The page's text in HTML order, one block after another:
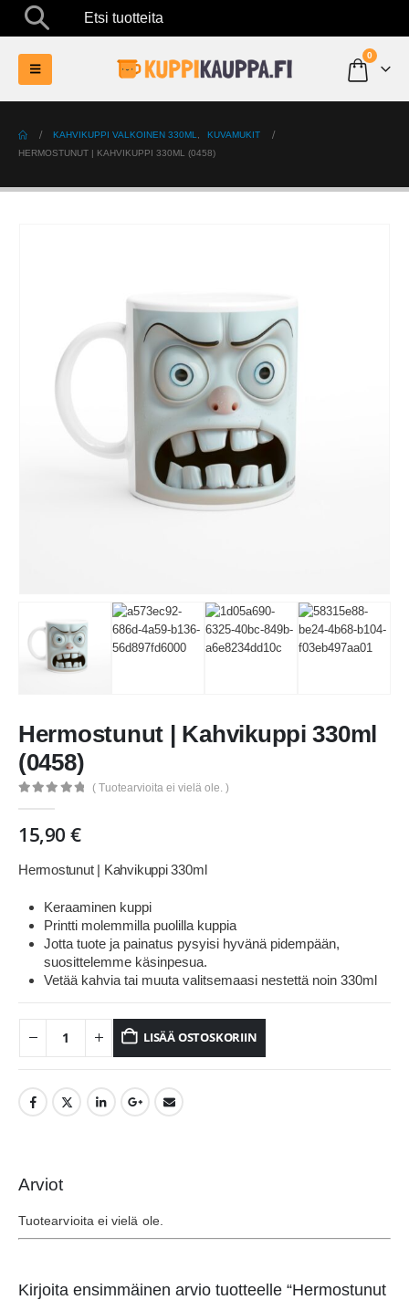
Etsi tuotteita
0
KAHVIKUPPI VALKOINEN 330ML
KUVAMUKIT
HERMOSTUNUT | KAHVIKUPPI 330ML (0458)
Hermostunut | Kahvikuppi 330ml
(0458)
( Tuotearvioita ei vielä ole. )
15,90 €
Hermostunut | Kahvikuppi 330ml
Keraaminen kuppi
Printti molemmilla puolilla kuppia
Jotta tuote ja painatus pysyisi hyvänä pidempään,
suosittelemme käsinpesua.
Vetää kahvia tai muuta valitsemaasi nestettä noin 330ml
LISÄÄ OSTOSKORIIN
Arviot
Tuotearvioita ei vielä ole.
Kirjoita ensimmäinen arvio tuotteelle “Hermostunut